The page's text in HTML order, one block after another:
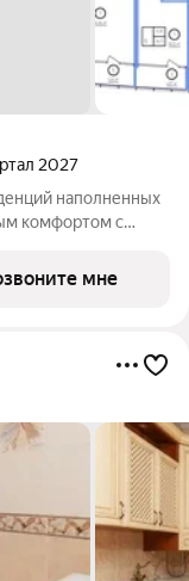
2027
комфортом с
новый проект,
мне